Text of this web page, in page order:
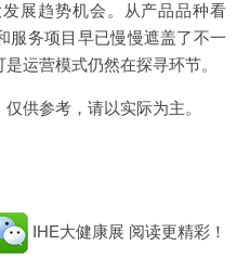
展趋势机会。从产品品种看
服务项目早已慢慢遮盖了不一
运营模式仍然在探寻环节。
供参考，请以实际为主。
IHE大健康展 阅读更精彩！